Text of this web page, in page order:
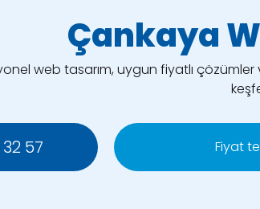
Çankaya
web tasarım, uygun fiyatlı çözümler
57 Fiyat